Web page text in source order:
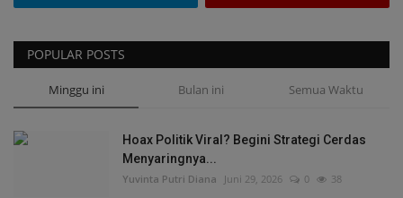
POPULAR POSTS
Minggu ini Bulan ini Semua Waktu
Hoax Politik Viral? Begini Strategi Cerdas
Menyaringnya...
Yuvinta Putri Diana Juni 29, 2026 0 38